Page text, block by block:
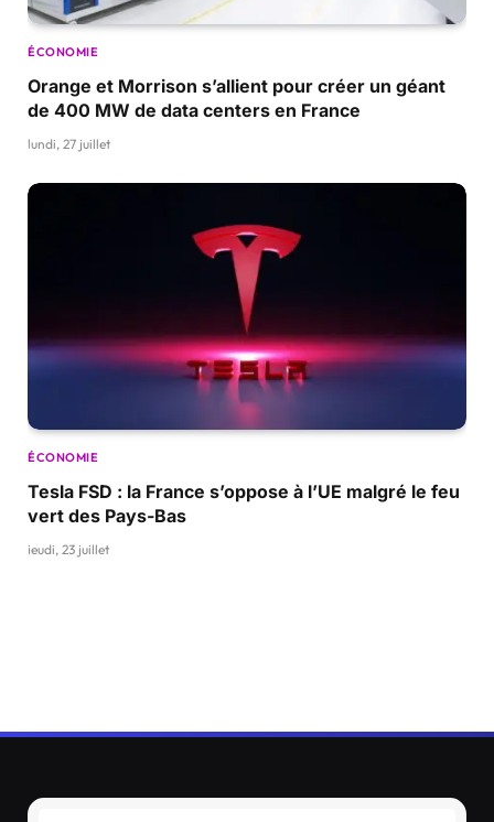
ÉCONOMIE
Orange et Morrison s’allient pour créer un géant
de 400 MW de data centers en France
lundi, 27 juillet
ÉCONOMIE
Tesla FSD : la France s’oppose à l’UE malgré le feu
vert des Pays-Bas
jeudi, 23 juillet